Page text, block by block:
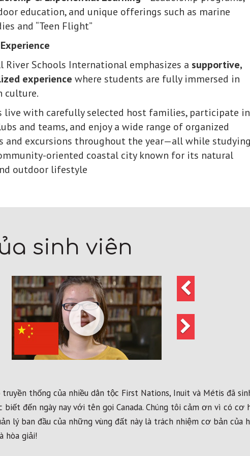
education, and unique offerings such as marine
and “Teen Flight”
River Schools International emphasizes a supportive,
experience where students are fully immersed in
culture.
live with carefully selected host families, participate in
and teams, and enjoy a wide range of organized
and excursions throughout the year—all while
oriented coastal city known for its natural
outdoor lifestyle
sinh viên
Trước
đó
Tiếp
theo
thống của nhiều dân tộc First Nations, Inuit và Métis đã
biết đến ngày nay với tên gọi Canada. Chúng tôi cảm ơn vì có
lý ban đầu của những vùng đất này là trách nhiệm cơ bản
hòa giải!